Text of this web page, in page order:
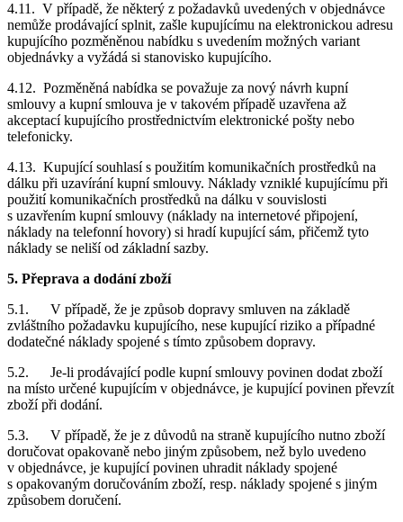
4.11. V případě, že některý z požadavků uvedených v objednávce
nemůže prodávající splnit, zašle kupujícímu na elektronickou adresu
kupujícího pozměněnou nabídku s uvedením možných variant
objednávky a vyžádá si stanovisko kupujícího.
4.12. Pozměněná nabídka se považuje za nový návrh kupní
smlouvy a kupní smlouva je v takovém případě uzavřena až
akceptací kupujícího prostřednictvím elektronické pošty nebo
telefonicky.
4.13. Kupující souhlasí s použitím komunikačních prostředků na
dálku při uzavírání kupní smlouvy. Náklady vzniklé kupujícímu při
použití komunikačních prostředků na dálku v souvislosti
s uzavřením kupní smlouvy (náklady na internetové připojení,
náklady na telefonní hovory) si hradí kupující sám, přičemž tyto
náklady se neliší od základní sazby.
5. Přeprava a dodání zboží
5.1. V případě, že je způsob dopravy smluven na základě
zvláštního požadavku kupujícího, nese kupující riziko a případné
dodatečné náklady spojené s tímto způsobem dopravy.
5.2. Je-li prodávající podle kupní smlouvy povinen dodat zboží
na místo určené kupujícím v objednávce, je kupující povinen převzít
zboží při dodání.
5.3. V případě, že je z důvodů na straně kupujícího nutno zboží
doručovat opakovaně nebo jiným způsobem, než bylo uvedeno
v objednávce, je kupující povinen uhradit náklady spojené
s opakovaným doručováním zboží, resp. náklady spojené s jiným
způsobem doručení.